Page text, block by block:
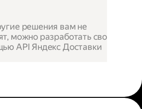
решения вам не
можно разработать своё —
API Яндекс Доставки